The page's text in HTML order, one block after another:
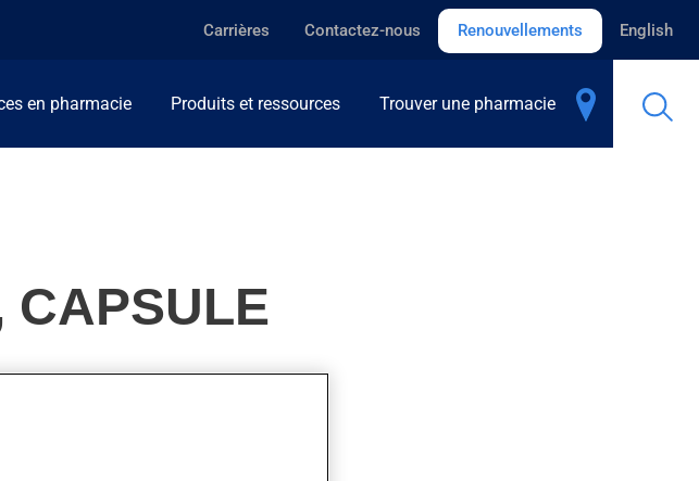
Carrières Contactez-nous Renouvellements English
en pharmacie Produits et ressources Trouver une pharmacie
CAPSULE
plein effet après quelques semaines.